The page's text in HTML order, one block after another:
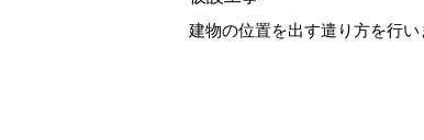
建物の位置を出す遣り方を行い